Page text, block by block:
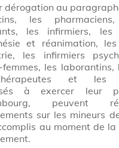
dérogation au
les
les infirmiers, les
et réanimation,
les infirmiers
femmes, les laborantins,
et les
à exercer leur
peuvent
sur les mineurs
au moment de